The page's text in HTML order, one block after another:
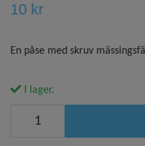
10 kr
En påse med skruv
I lager.